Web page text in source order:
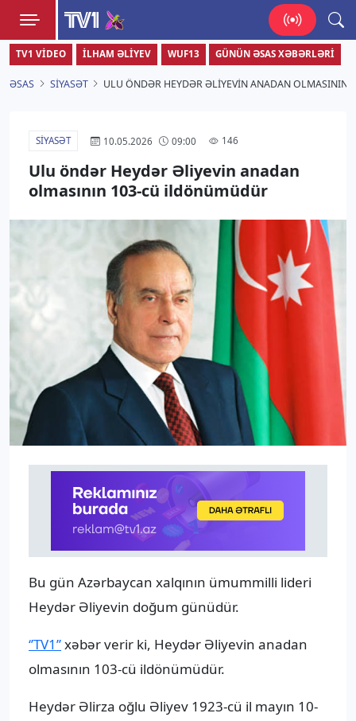
TV1
Zamanı bizimlə yaşa!
TV1 VIDEO İLHAM ƏLIYEV WUF13 GÜNÜN ƏSAS XƏBƏRLƏRI
ƏSAS SIYASƏT ULU ÖNDƏR HEYDƏR ƏLIYEVIN ANADAN OLMASININ
SIYASƏT 10.05.2026 09:00 146
Ulu öndər Heydər Əliyevin anadan
olmasının 103-cü ildönümüdür
Bu gün Azərbaycan xalqının ümummilli lideri
Heydər Əliyevin doğum günüdür.
‘’TV1’’xəbər verir ki, Heydər Əliyevin anadan
olmasının 103-cü ildönümüdür.
Heydər Əlirza oğlu Əliyev 1923-cü il mayın 10-